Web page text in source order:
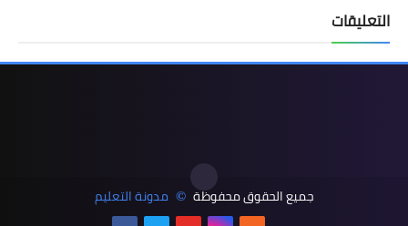
التعليقات
جميع الحقوق محفوظة © مدونة التعليم